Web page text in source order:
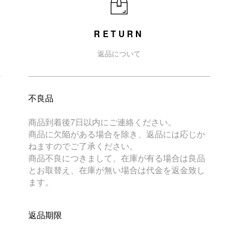
RETURN
返品について
不良品
商品到着後7日以内にご連絡ください。
商品に欠陥がある場合を除き、返品には応じか
ねますのでご了承ください。
商品不良につきまして、在庫が有る場合は良品
とお取替え、在庫が無い場合は代金を返金致し
ます。
返品期限